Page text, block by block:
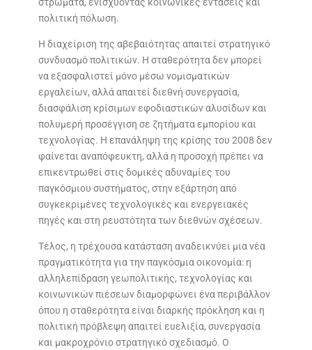
πολιτική πόλωση.
Η διαχείριση της αβεβαιότητας απαιτεί στρατηγικό
συνδυασμό πολιτικών. Η σταθερότητα δεν μπορεί
να εξασφαλιστεί μόνο μέσω νομισματικών
εργαλείων, αλλά απαιτεί διεθνή συνεργασία,
διασφάλιση κρίσιμων εφοδιαστικών αλυσίδων και
πολυμερή προσέγγιση σε ζητήματα εμπορίου και
τεχνολογίας. Η επανάληψη της κρίσης του 2008 δεν
φαίνεται αναπόφευκτη, αλλά η προσοχή πρέπει να
επικεντρωθεί στις δομικές αδυναμίες του
παγκόσμιου συστήματος, στην εξάρτηση από
συγκεκριμένες τεχνολογικές και ενεργειακές
πηγές και στη ρευστότητα των διεθνών σχέσεων.
Τέλος, η τρέχουσα κατάσταση αναδεικνύει μια νέα
πραγματικότητα για την παγκόσμια οικονομία: η
αλληλεπίδραση γεωπολιτικής, τεχνολογίας και
κοινωνικών πιέσεων διαμορφώνει ένα περιβάλλον
όπου η σταθερότητα είναι διαρκής πρόκληση και η
πολιτική πρόβλεψη απαιτεί ευελιξία, συνεργασία
και μακροχρόνιο στρατηγικό σχεδιασμό. Ο